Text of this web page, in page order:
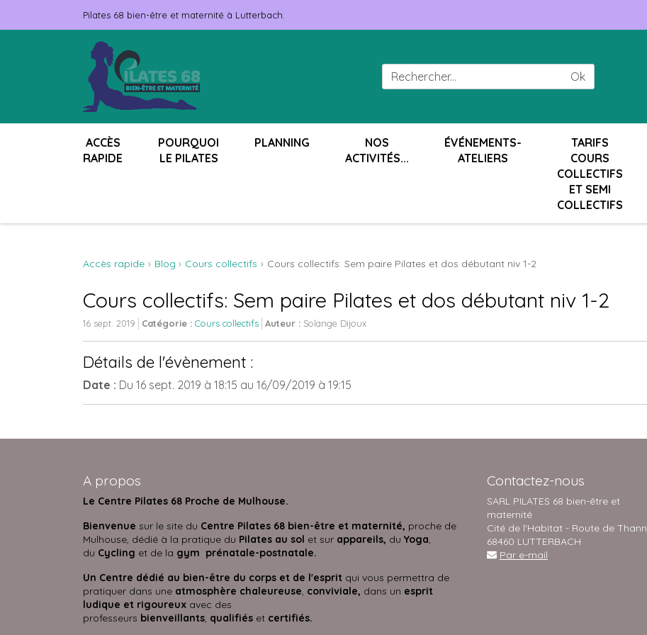
Pilates 68 bien-être et maternité à Lutterbach.
Ok
ACCÈS
RAPIDE
POURQUOI
LE PILATES
PLANNING
NOS
ACTIVITÉS...
ÉVÉNEMENTS-
ATELIERS
TARIFS
COURS
COLLECTIFS
ET SEMI
COLLECTIFS
Accès rapide Blog Cours collectifs Cours collectifs: Sem paire Pilates et dos débutant niv 1-2
Cours collectifs: Sem paire Pilates et dos débutant niv 1-2
16 sept. 2019 Catégorie : Cours collectifs Auteur : Solange Dijoux
Détails de l'évènement :
Date : Du 16 sept. 2019 à 18:15 au 16/09/2019 à 19:15
A propos
Le Centre Pilates 68 Proche de Mulhouse.
Bienvenue sur le site du Centre Pilates 68 bien-être et maternité, proche de
Mulhouse, dédié à la pratique du Pilates au sol et sur appareils, du Yoga,
du Cycling et de la gym prénatale-postnatale.
Un Centre dédié au bien-être du corps et de l'esprit qui vous permettra de
pratiquer dans une atmosphère chaleureuse, conviviale, dans un esprit
ludique et rigoureux avec des
professeurs bienveillants, qualifiés et certifiés.
Contactez-nous
SARL PILATES 68 bien-être et
maternité
Cité de l'Habitat - Route de Thann
68460 LUTTERBACH
Par e-mail